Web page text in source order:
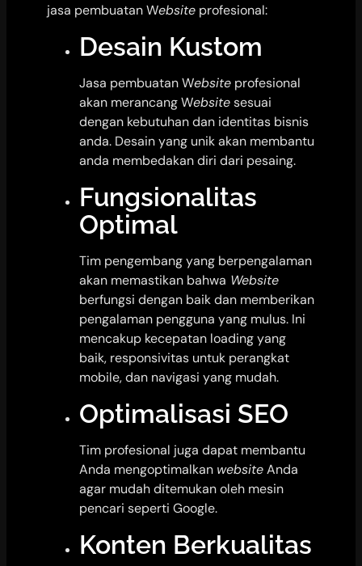
jasa pembuatan Website profesional:
Desain Kustom
Jasa pembuatan Website profesional
akan merancang Websitesesuai
dengan kebutuhan dan identitas bisnis
anda. Desain yang unik akan membantu
anda membedakan diri dari pesaing.
Fungsionalitas
Optimal
Tim pengembang yang berpengalaman
akan memastikan bahwa Website
berfungsi dengan baik dan memberikan
pengalaman pengguna yang mulus. Ini
mencakup kecepatan loading yang
baik, responsivitas untuk perangkat
mobile, dan navigasi yang mudah.
Optimalisasi SEO
Tim profesional juga dapat membantu
Anda mengoptimalkan websiteAnda
agar mudah ditemukan oleh mesin
pencari seperti Google.
Konten Berkualitas